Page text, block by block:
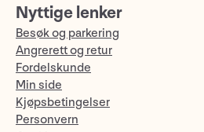
Nyttige lenker
Besøk og parkering
Angrerett og retur
Fordelskunde
Min side
Kjøpsbetingelser
Personvern